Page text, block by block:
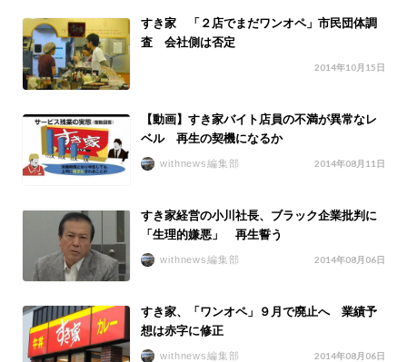
すき家 「２店でまだワンオペ」市民団体調
査 会社側は否定
2014年10月15日
【動画】すき家バイト店員の不満が異常なレ
ベル 再生の契機になるか
withnews編集部 2014年08月11日
すき家経営の小川社長、ブラック企業批判に
「生理的嫌悪」 再生誓う
withnews編集部 2014年08月06日
すき家、「ワンオペ」９月で廃止へ 業績予
想は赤字に修正
withnews編集部 2014年08月06日